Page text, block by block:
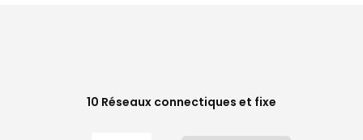
10 Réseaux connectiques et fixe